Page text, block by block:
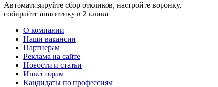
Автоматизируйте сбор откликов, настройте воронку,
собирайте аналитику в 2 клика
О компании
Наши вакансии
Партнерам
Реклама на сайте
Новости и статьи
Инвесторам
Кандидаты по профессиям